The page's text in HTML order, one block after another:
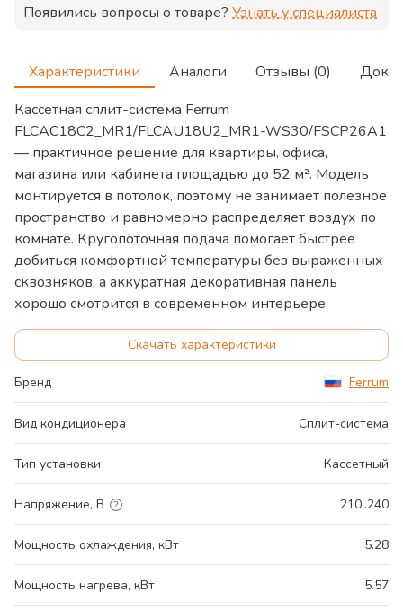
Появились вопросы о товаре? Узнать у специалиста
Характеристики Аналоги Отзывы (0)
Кассетная сплит-система Ferrum
FLCAC18C2_MR1/FLCAU18U2_MR1-WS30/FSCP26A1
— практичное решение для квартиры, офиса,
магазина или кабинета площадью до 52 м². Модель
монтируется в потолок, поэтому не занимает полезное
пространство и равномерно распределяет воздух по
комнате. Кругопоточная подача помогает быстрее
добиться комфортной температуры без выраженных
сквозняков, а аккуратная декоративная панель
хорошо смотрится в современном интерьере.
Скачать характеристики
Бренд Ferrum
Вид кондиционера Сплит-система
Тип установки Кассетный
Напряжение, В 210..240
Мощность охлаждения, кВт 5.28
Мощность нагрева, кВт 5.57